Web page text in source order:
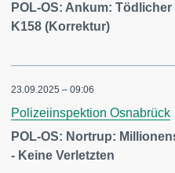
POL-OS: Ankum:
K158 (Korrektur)
23.09.2025 – 09:06
Polizeiinspektion Osnabrück
POL-OS: Nortrup:
- Keine Verletzten